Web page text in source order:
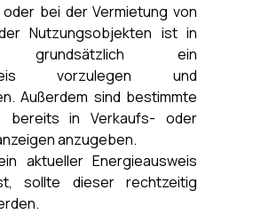
oder bei der Vermietung von
Nutzungsobjekten ist in
grundsätzlich ein
vorzulegen und
Außerdem sind bestimmte
bereits in Verkaufs- oder
anzugeben.
aktueller Energieausweis
sollte dieser rechtzeitig